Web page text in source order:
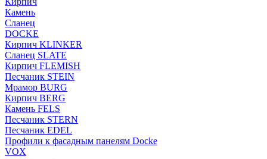
Камень
Сланец
DOCKE
Кирпич KLINKER
Сланец SLATE
Кирпич FLEMISH
Пес­ча­ник STEIN
Мрамор BURG
Кирпич BERG
Камень FELS
Пес­ча­ник STERN
Пес­ча­ник EDEL
Профили к фасадным панелям Docke
VOX